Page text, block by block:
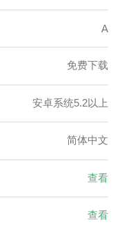
A
免费下载
安卓系统5.2以上
简体中文
查看
查看